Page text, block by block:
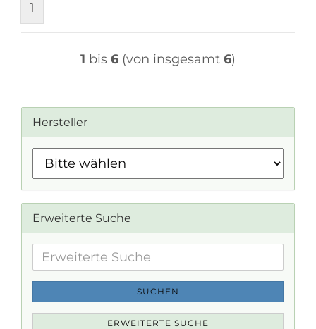
1
1 bis 6 (von insgesamt 6)
Hersteller
Erweiterte Suche
Erweiterte
Suche
SUCHEN
ERWEITERTE SUCHE